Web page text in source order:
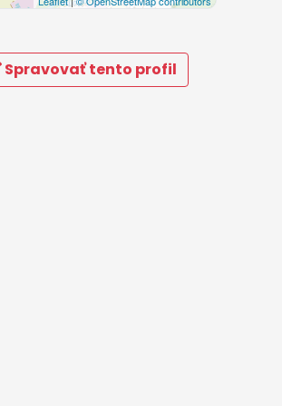
Spravovať tento profil